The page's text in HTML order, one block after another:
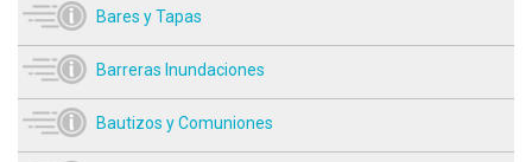
Bares y Tapas
Barreras Inundaciones
Bautizos y Comuniones